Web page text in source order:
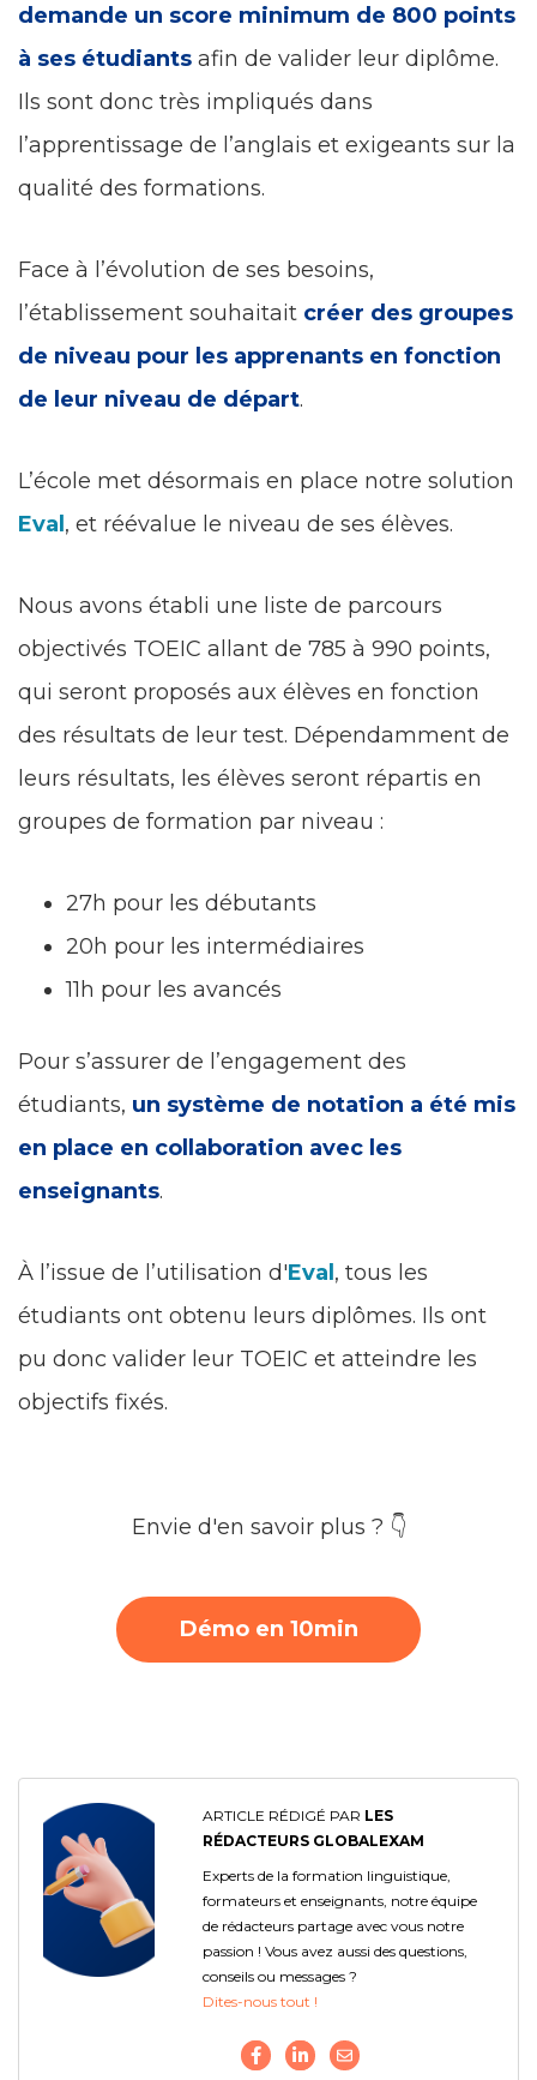
demande un score minimum de 800 points
à ses étudiants afin de valider leur diplôme.
Ils sont donc très impliqués dans
l’apprentissage de l’anglais et exigeants sur la
qualité des formations.
Face à l’évolution de ses besoins,
l’établissement souhaitait créer des groupes
de niveau pour les apprenants en fonction
de leur niveau de départ.
L’école met désormais en place notre solution
Eval, et réévalue le niveau de ses élèves.
Nous avons établi une liste de parcours
objectivés TOEIC allant de 785 à 990 points,
qui seront proposés aux élèves en fonction
des résultats de leur test. Dépendamment de
leurs résultats, les élèves seront répartis en
groupes de formation par niveau :
27h pour les débutants
20h pour les intermédiaires
11h pour les avancés
Pour s’assurer de l’engagement des
étudiants, un système de notation a été mis
en place en collaboration avec les
enseignants.
À l’issue de l’utilisation d'Eval, tous les
étudiants ont obtenu leurs diplômes. Ils ont
pu donc valider leur TOEIC et atteindre les
objectifs fixés.
Envie d'en savoir plus ? 👇
Démo en 10min
ARTICLE RÉDIGÉ PAR LES
RÉDACTEURS GLOBALEXAM
Experts de la formation linguistique,
formateurs et enseignants, notre équipe
de rédacteurs partage avec vous notre
passion ! Vous avez aussi des questions,
conseils ou messages ?
Dites-nous tout !